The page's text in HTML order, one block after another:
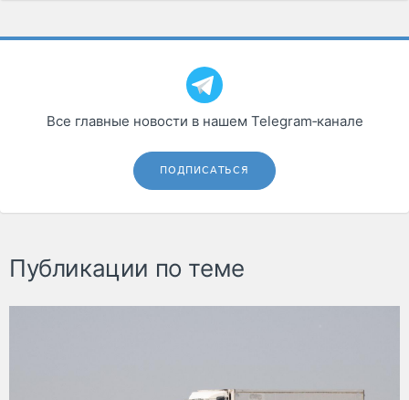
Все главные новости в нашем Telegram‑канале
ПОДПИСАТЬСЯ
Публикации по теме